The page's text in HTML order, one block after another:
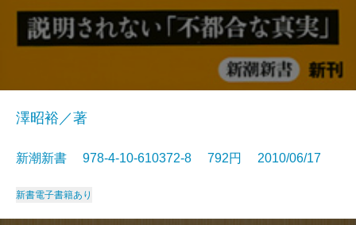
澤昭裕／著
新潮新書 978-4-10-610372-8 792円 2010/06/17
新書電子書籍あり